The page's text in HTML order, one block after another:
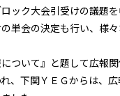
ック大会引受けの議題
単会の決定も行い、様
ついて』と題して広報
、下関ＹＥＧからは、